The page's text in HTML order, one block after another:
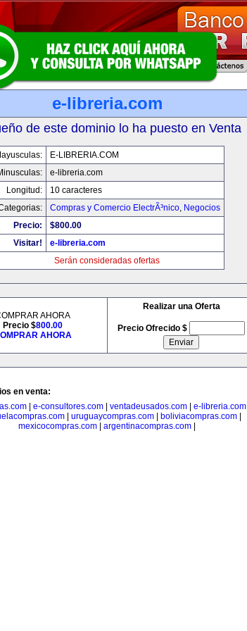
e-libreria.com
de este dominio lo ha puesto en Venta
E-LIBRERIA.COM
e-libreria.com
Longitud:
10 caracteres
Compras y Comercio ElectrÃ³nico, Negocios
Precio:
$800.00
Visitar!
e-libreria.com
Serán consideradas ofertas
AHORA
Precio $800.00
AHORA
Realizar una Oferta
Precio Ofrecido $
en venta:
e-consultores.com ventadeusados.com e-libreria.com
| uruguaycompras.com| boliviacompras.com|
mexicocompras.com
argentinacompras.com